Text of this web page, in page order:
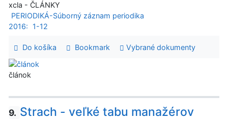
xcla - ČLÁNKY
PERIODIKÁ-Súborný záznam periodika
2016:
1-12
Do košíka Bookmark Vybrané dokumenty
článok
9. Strach - veľké tabu manažérov